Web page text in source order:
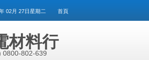
02月 27日星期二 首頁
材料行
0800-802-639